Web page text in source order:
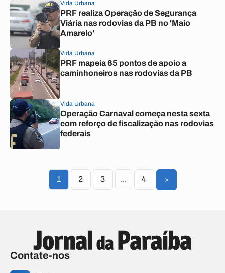
Vida Urbana
PRF realiza Operação de Segurança
Viária nas rodovias da PB no 'Maio
Amarelo'
Vida Urbana
PRF mapeia 65 pontos de apoio a
caminhoneiros nas rodovias da PB
Vida Urbana
Operação Carnaval começa nesta sexta
com reforço de fiscalização nas rodovias
federais
1 2 3 ... 4 >
Contate-nos